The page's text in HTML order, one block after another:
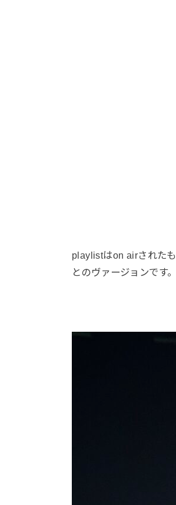
playlistはon airされた
とのヴァージョンです。